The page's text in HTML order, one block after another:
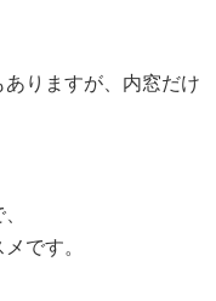
りますが、内窓だけ
です。